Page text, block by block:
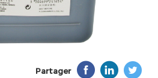
Partager